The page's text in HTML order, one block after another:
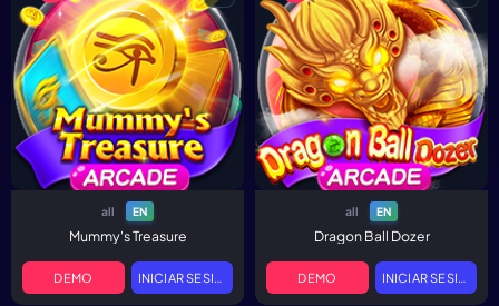
all EN
Mummy's Treasure
DEMO INICIAR SESIÓN
all EN
Dragon Ball Dozer
DEMO INICIAR SESIÓN